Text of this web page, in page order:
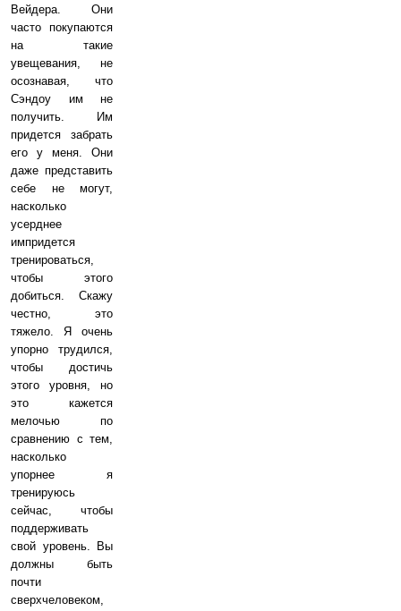
Вейдера. Они
часто покупаются
на такие
увещевания, не
осознавая, что
Сэндоу им не
получить. Им
придется забрать
его у меня. Они
даже представить
себе не могут,
насколько
усерднее
импридется
тренироваться,
чтобы этого
добиться. Скажу
честно, это
тяжело. Я очень
упорно трудился,
чтобы достичь
этого уровня, но
это кажется
мелочью по
сравнению с тем,
насколько
упорнее я
тренируюсь
сейчас, чтобы
поддерживать
свой уровень. Вы
должны быть
почти
сверхчеловеком,